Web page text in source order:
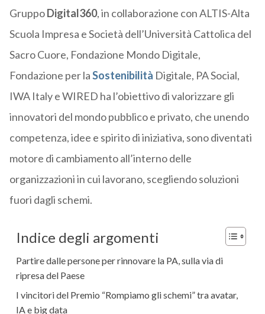
GruppoDigital360, in collaborazione con ALTIS-Alta
Scuola Impresa e Società dell’Università Cattolica del
Sacro Cuore, Fondazione Mondo Digitale,
Fondazione per laSostenibilità Digitale, PA Social,
IWA Italy e WIRED ha l’obiettivo di valorizzare gli
innovatori del mondo pubblico e privato, che unendo
competenza, idee e spirito di iniziativa, sono diventati
motore di cambiamento all’interno delle
organizzazioni in cui lavorano, scegliendo soluzioni
fuori dagli schemi.
Indice degli argomenti
Partire dalle persone per rinnovare la PA, sulla via di
ripresa del Paese
I vincitori del Premio “Rompiamo gli schemi” tra avatar,
IA e big data